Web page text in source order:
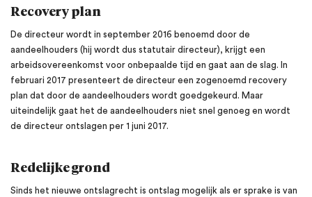
Recovery plan
De directeur wordt in september 2016 benoemd door de
aandeelhouders (hij wordt dus statutair directeur), krijgt een
arbeidsovereenkomst voor onbepaalde tijd en gaat aan de slag. In
februari 2017 presenteert de directeur een zogenoemd recovery
plan dat door de aandeelhouders wordt goedgekeurd. Maar
uiteindelijk gaat het de aandeelhouders niet snel genoeg en wordt
de directeur ontslagen per 1 juni 2017.
Redelijke grond
Sinds het nieuwe ontslagrecht is ontslag mogelijk als er sprake is van